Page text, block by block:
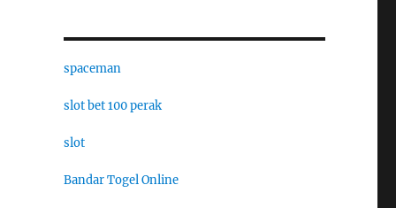
spaceman
slot bet 100 perak
slot
Bandar Togel Online